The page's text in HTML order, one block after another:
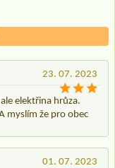
23. 07. 2023
elektřina hrůza.
myslím že pro obec
01. 07. 2023